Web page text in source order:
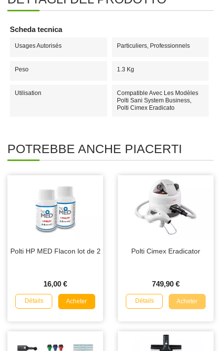
Scheda tecnica
Usages Autorisés Particuliers, Professionnels
Peso 1.3 Kg
Utilisation
Compatible Avec Les Modèles
Polti Sani System Business,
Polti Cimex Eradicato
POTREBBE ANCHE PIACERTI
Polti HP MED Flacon lot de 2
16,00 €
Détails Acheter
Polti Cimex Eradicator
749,90 €
Détails Acheter